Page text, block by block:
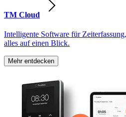
TM Cloud
Intelligente Software für
alles auf einen Blick.
Mehr entdecken